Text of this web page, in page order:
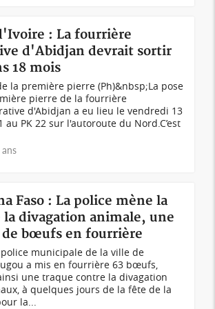
: La fourrière
d'Abidjan devrait sortir
18 mois
la première pierre (Ph)&nbsp;La pose
pierre de la fourrière
d'Abidjan a eu lieu le vendredi 13
au PK 22 sur l'autoroute du Nord.C’est
Faso : La police mène la
divagation animale, une
bœufs en fourrière
municipale de la ville de
a mis en fourrière 63 bœufs,
une traque contre la divagation
à quelques jours de la fête de la
la...